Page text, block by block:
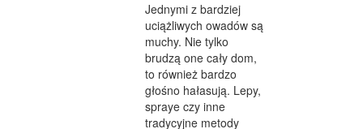
DIETETYKA, ODCHUDZANIE
KOSMETYKI
LECZENIE
SALONY KOSMETYCZNE
Jednymi z bardziej
uciążliwych owadów są
muchy. Nie tylko
brudzą one cały dom,
to również bardzo
głośno hałasują. Lepy,
spraye czy inne
tradycyjne metody